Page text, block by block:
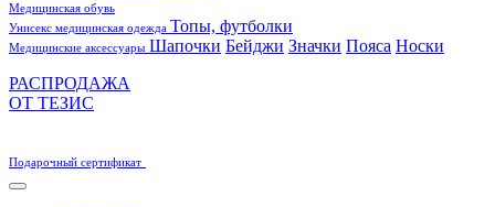
Медицинская обувь
Унисекс медицинская одежда Топы, футболки
Медицинские аксессуары Шапочки Бейджи Значки Пояса Носки
РАСПРОДАЖА
ОТ ТЕЗИС
Подарочный сертификат